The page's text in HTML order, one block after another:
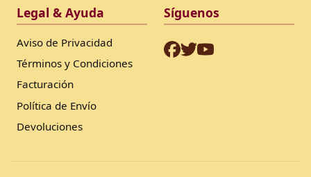
Legal & Ayuda
Aviso de Privacidad
Términos y Condiciones
Facturación
Política de Envío
Devoluciones
Síguenos